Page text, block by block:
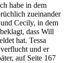
habe in dem
zueinander
Cecily, in dem
dass Will
hat. Tessa
und er
auf Seite 167